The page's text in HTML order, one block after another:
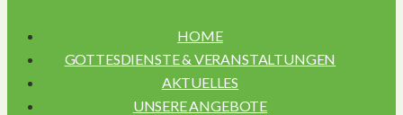
HOME
GOTTESDIENSTE & VERANSTALTUNGEN
AKTUELLES
UNSERE ANGEBOTE